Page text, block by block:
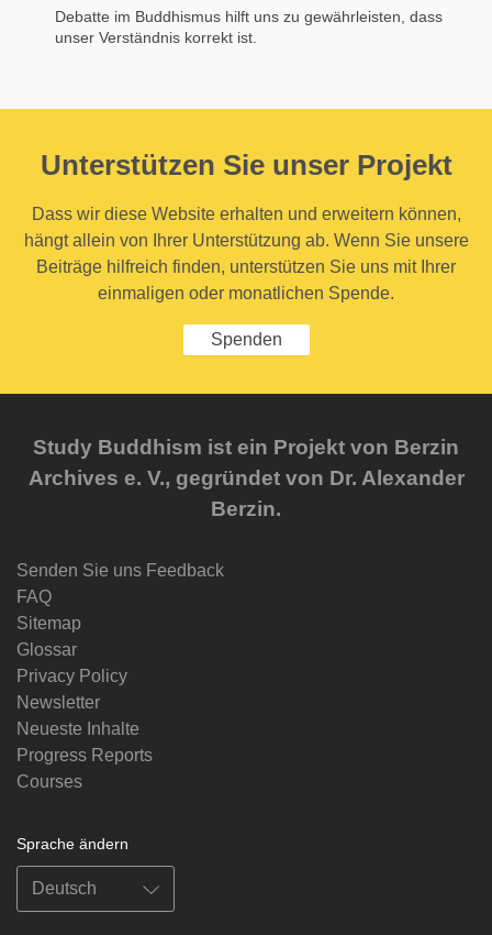
Debatte im Buddhismus hilft uns zu gewährleisten, dass
unser Verständnis korrekt ist.
Unterstützen Sie unser Projekt
Dass wir diese Website erhalten und erweitern können,
hängt allein von Ihrer Unterstützung ab. Wenn Sie unsere
Beiträge hilfreich finden, unterstützen Sie uns mit Ihrer
einmaligen oder monatlichen Spende.
Spenden
Study Buddhism ist ein Projekt von Berzin
Archives e. V., gegründet von Dr. Alexander
Berzin.
Senden Sie uns Feedback
FAQ
Sitemap
Glossar
Privacy Policy
Newsletter
Neueste Inhalte
Progress Reports
Courses
Sprache ändern